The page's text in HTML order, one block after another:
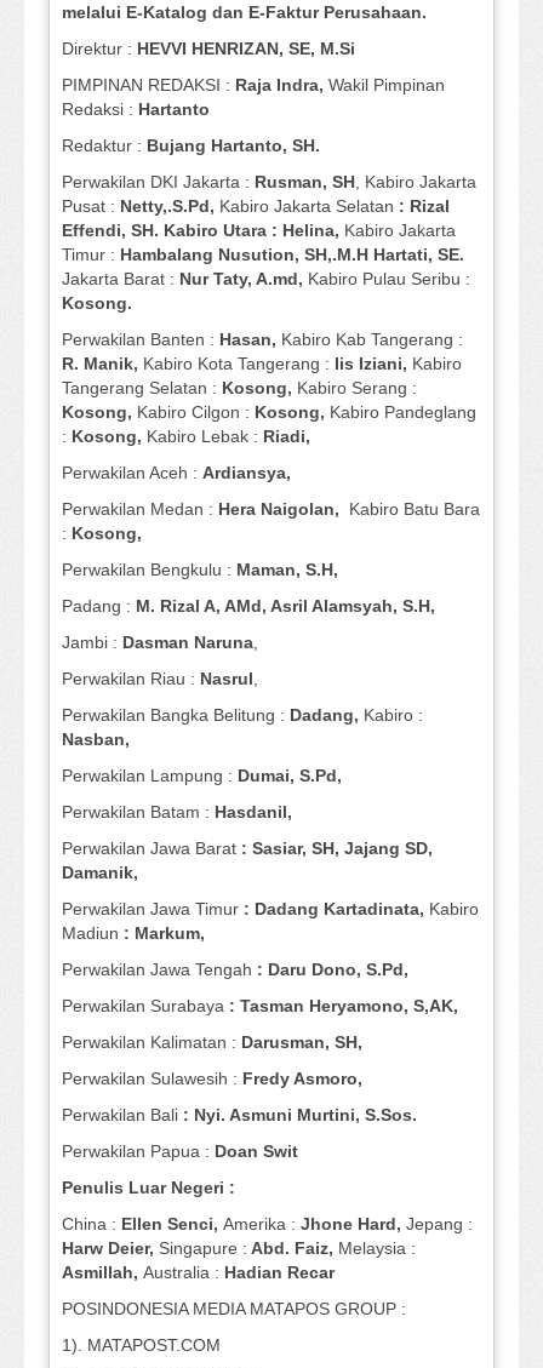
melalui E-Katalog dan E-Faktur Perusahaan.
Direktur : HEVVI HENRIZAN, SE, M.Si
PIMPINAN REDAKSI : Raja Indra, Wakil Pimpinan
Redaksi : Hartanto
Redaktur : Bujang Hartanto, SH.
Perwakilan DKI Jakarta : Rusman, SH, Kabiro Jakarta
Pusat : Netty,.S.Pd, Kabiro Jakarta Selatan : Rizal
Effendi, SH. Kabiro Utara : Helina, Kabiro Jakarta
Timur : Hambalang Nusution, SH,.M.H Hartati, SE.
Jakarta Barat : Nur Taty, A.md, Kabiro Pulau Seribu :
Kosong.
Perwakilan Banten : Hasan, Kabiro Kab Tangerang :
R. Manik, Kabiro Kota Tangerang : Iis Iziani, Kabiro
Tangerang Selatan : Kosong, Kabiro Serang :
Kosong, Kabiro Cilgon : Kosong, Kabiro Pandeglang
: Kosong, Kabiro Lebak : Riadi,
Perwakilan Aceh : Ardiansya,
Perwakilan Medan : Hera Naigolan, Kabiro Batu Bara
: Kosong,
Perwakilan Bengkulu : Maman, S.H,
Padang : M. Rizal A, AMd, Asril Alamsyah, S.H,
Jambi : Dasman Naruna,
Perwakilan Riau : Nasrul,
Perwakilan Bangka Belitung : Dadang, Kabiro :
Nasban,
Perwakilan Lampung : Dumai, S.Pd,
Perwakilan Batam : Hasdanil,
Perwakilan Jawa Barat : Sasiar, SH, Jajang SD,
Damanik,
Perwakilan Jawa Timur : Dadang Kartadinata, Kabiro
Madiun : Markum,
Perwakilan Jawa Tengah : Daru Dono, S.Pd,
Perwakilan Surabaya : Tasman Heryamono, S,AK,
Perwakilan Kalimatan : Darusman, SH,
Perwakilan Sulawesih : Fredy Asmoro,
Perwakilan Bali : Nyi. Asmuni Murtini, S.Sos.
Perwakilan Papua : Doan Swit
Penulis Luar Negeri :
China : Ellen Senci, Amerika : Jhone Hard, Jepang :
Harw Deier, Singapure : Abd. Faiz, Melaysia :
Asmillah, Australia : Hadian Recar
POSINDONESIA MEDIA MATAPOS GROUP :
1). MATAPOST.COM